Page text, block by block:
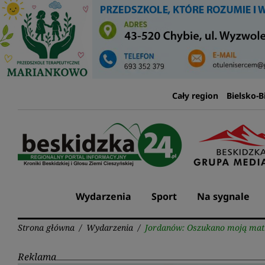
Przejdź
do
treści
Cały region Bielsko-
Wydarzenia Sport Na sygnale
Strona główna / Wydarzenia / Jordanów: Oszukano moją
Reklama